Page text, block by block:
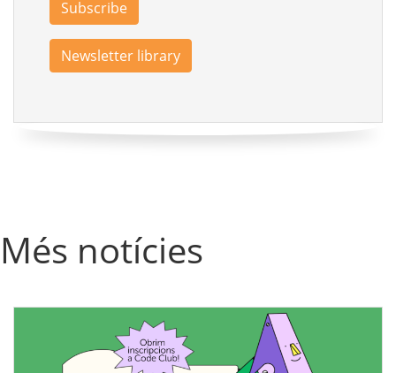
Subscribe
Newsletter library
Més notícies